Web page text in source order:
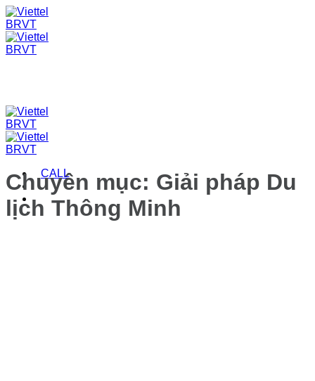
Skip
to
content
CALL
Chuyên mục: Giải pháp Du
lịch Thông Minh